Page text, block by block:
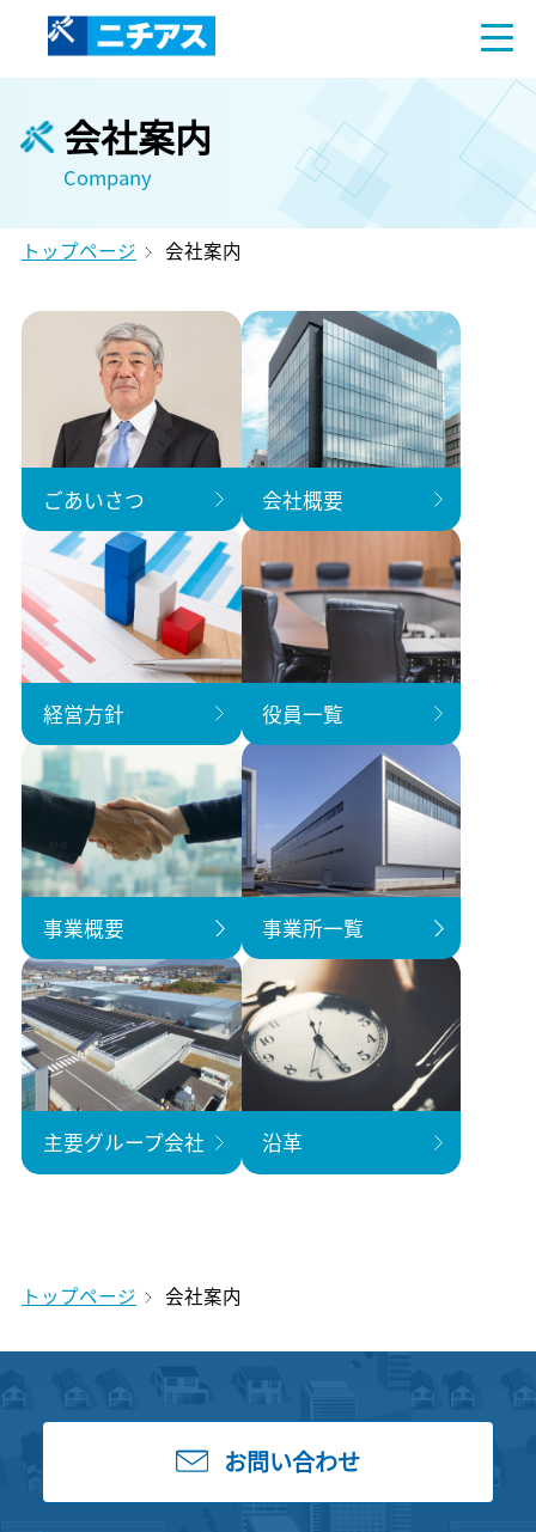
会社案内
Company
トップページ 会社案内
ごあいさつ 会社概要
経営方針 役員一覧
事業概要 事業所一覧
主要グループ会社 沿革
トップページ 会社案内
お問い合わせ